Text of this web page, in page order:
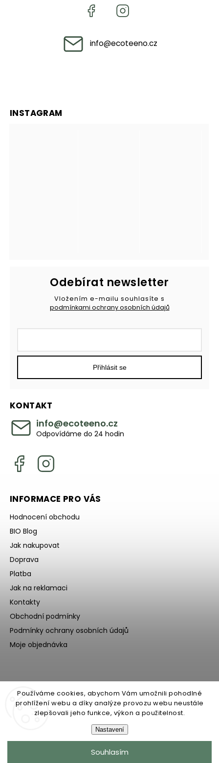
Používáme cookies, abychom Vám umožnili pohodlné
prohlížení webu a díky analýze provozu webu neustále
zlepšovali jeho funkce, výkon a použitelnost.
Nastavení
Souhlasím
info@ecoteeno.cz
INSTAGRAM
KONTAKT
info@ecoteeno.cz
Odpovídáme do 24 hodin
Odebírat newsletter
Vložením e-mailu souhlasíte s
podmínkami ochrany osobních údajů
Přihlásit se
INFORMACE PRO VÁS
Hodnocení obchodu
BIO Blog
Jak nakupovat
Doprava
Platba
Jak na reklamaci
Kontakty
Obchodní podmínky
Podmínky ochrany osobních údajů
Moje objednávka
Ecoteeno. Všechna práva vyhrazena.